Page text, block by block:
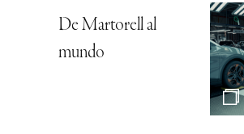
De Martorell al
mundo